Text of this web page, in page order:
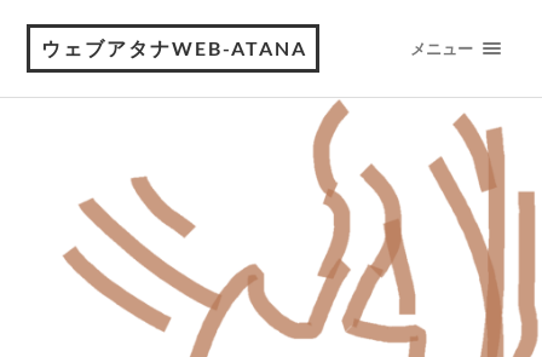
ウェブアタナWEB-ATANA メニュー